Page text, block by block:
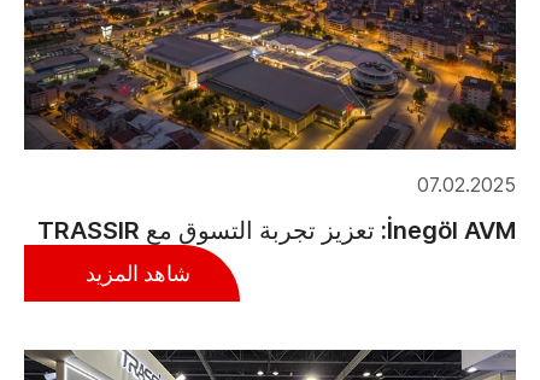
07.02.2025
İnegöl AVM: تعزيز تجربة التسوق مع TRASSIR
شاهد المزيد